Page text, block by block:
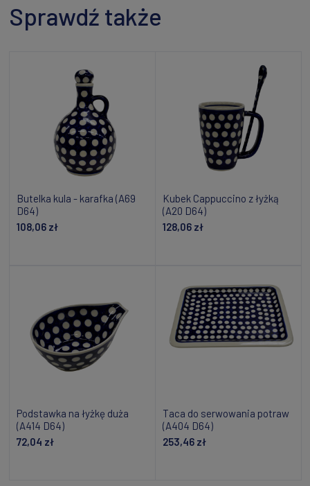
Sprawdź także
Butelka kula - karafka (A69
D64)
108,06 zł
Kubek Cappuccino z łyżką
(A20 D64)
128,06 zł
Podstawka na łyżkę duża
(A414 D64)
72,04 zł
Taca do serwowania potraw
(A404 D64)
253,46 zł